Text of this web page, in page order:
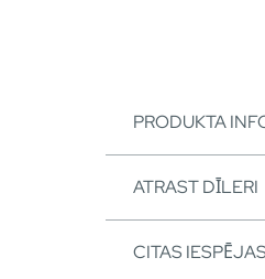
PRODUKTA
ATRAST DĪLERI
CITAS